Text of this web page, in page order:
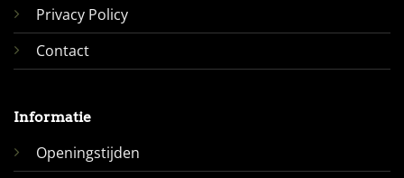
Privacy Policy
Contact
Informatie
Openingstijden